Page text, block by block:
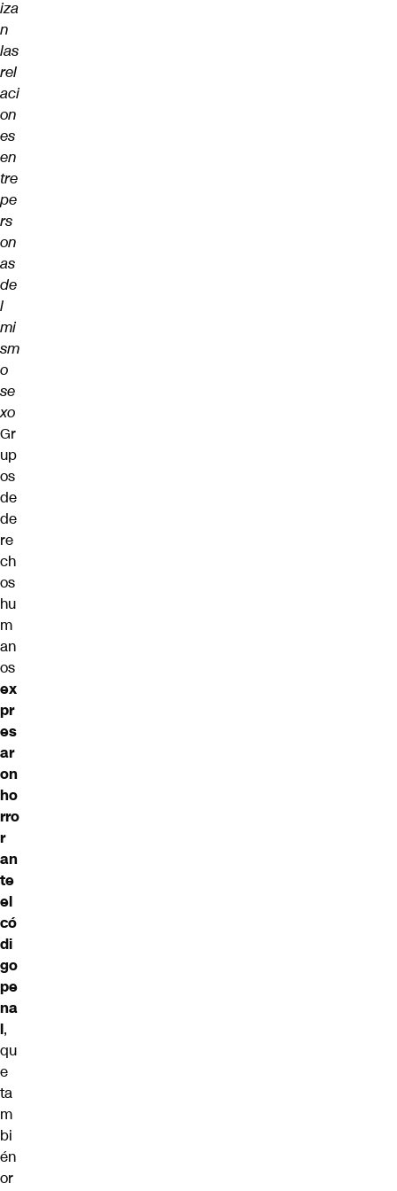
iza
n
las
rel
aci
on
es
en
tre
pe
rs
on
as
de
l
mi
sm
o
se
xo
Gr
up
os
de
de
re
ch
os
hu
m
an
os
ex
pr
es
ar
on
ho
rro
r
an
te
el
có
di
go
pe
na
l,
qu
e
ta
m
bi
én
or